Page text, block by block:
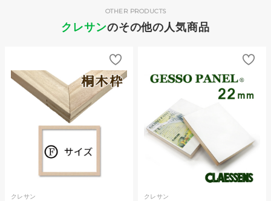
クレサンのその他の人気商品
OTHER PRODUCTS
クレサン クレサン